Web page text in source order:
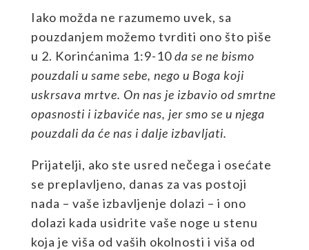
Iako možda ne razumemo uvek, sa
pouzdanjem možemo tvrditi ono što piše
u 2. Korinćanima 1:9-10da se ne bismo
pouzdali u same sebe, nego u Boga koji
uskrsava mrtve. On nas je izbavio od smrtne
opasnosti i izbaviće nas, jer smo se u njega
pouzdali da će nas i dalje izbavljati.
Prijatelji, ako ste usred nečega i osećate
se preplavljeno, danas za vas postoji
nada – vaše izbavljenje dolazi – i ono
dolazi kada usidrite vaše noge u stenu
koja je viša od vaših okolnosti i viša od